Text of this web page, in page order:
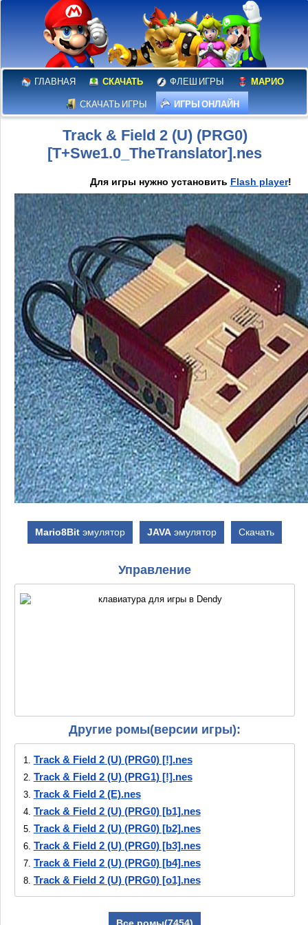
ГЛАВНАЯ СКАЧАТЬ ФЛЕШ ИГРЫ МАРИО
СКАЧАТЬ ИГРЫ ИГРЫ ОНЛАЙН
Track & Field 2 (U) (PRG0)
[T+Swe1.0_TheTranslator].nes
Для игры нужно установить Flash player!
Mario8Bit эмулятор JAVA эмулятор Скачать
Управление
Другие ромы(версии игры):
1. Track & Field 2 (U) (PRG0) [!].nes
2. Track & Field 2 (U) (PRG1) [!].nes
3. Track & Field 2 (E).nes
4. Track & Field 2 (U) (PRG0) [b1].nes
5. Track & Field 2 (U) (PRG0) [b2].nes
6. Track & Field 2 (U) (PRG0) [b3].nes
7. Track & Field 2 (U) (PRG0) [b4].nes
8. Track & Field 2 (U) (PRG0) [o1].nes
9.Track & Field 2 (U) (PRG0) [o2].nes
Track & Field 2 (U) (PRG0)